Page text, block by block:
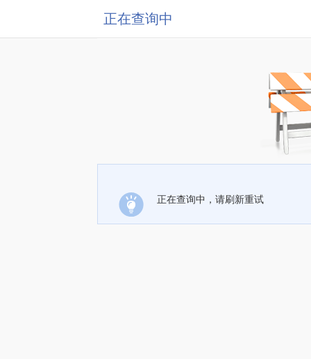
正在查询中
正在查询中，请刷新重试